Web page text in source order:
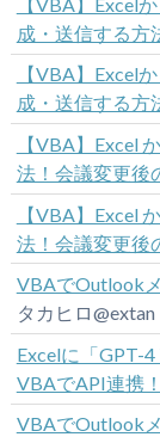
成・送信する方
【VBA】Excel
成・送信する方
【VBA】Excel
法！会議変更後
【VBA】Excel
法！会議変更後
VBAでOutlook
タカヒロ@extan
Excelに「GPT-
VBAでAPI連携！
VBAでOutlook